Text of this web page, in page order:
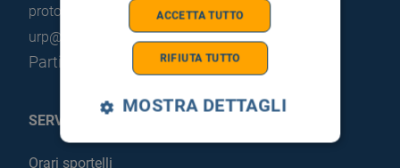
protocollo@pec.hsrgiglio.it info@hsrgiglio.it
urp@hsrgiglio.it
Partita IVA: 05205490823
SERVIZI AL PAZIENTE
Orari sportelli
ACCETTA TUTTO
RIFIUTA TUTTO
MOSTRA DETTAGLI